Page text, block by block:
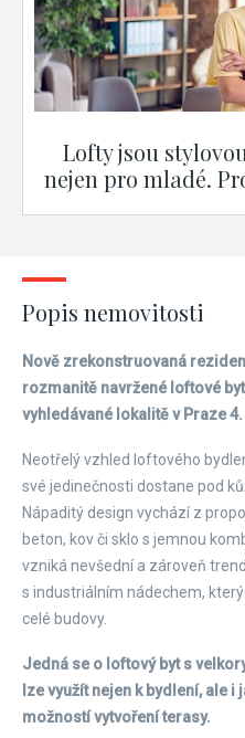
Lofty jsou
nejen pro mladé.
Popis nemovitosti
Nově zrekonstruovaná
rozmanitě navržené loftové
vyhledávané lokalitě v Praze 4.
Neotřelý vzhled loftového
své jedinečnosti dostane pod
Nápaditý design vychází z
beton, kov či sklo s jemnou
vzniká nevšední a zároveň
s industriálním nádechem,
celé budovy.
Jedná se o loftový byt s
lze využít nejen k bydlení, ale
možností vytvoření terasy.